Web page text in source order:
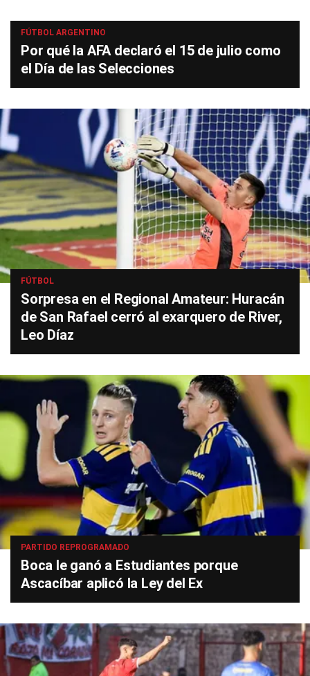
FÚTBOL ARGENTINO
Por qué la AFA declaró el 15 de julio como
el Día de las Selecciones
FÚTBOL
Sorpresa en el Regional Amateur: Huracán
de San Rafael cerró al exarquero de River,
Leo Díaz
PARTIDO REPROGRAMADO
Boca le ganó a Estudiantes porque
Ascacíbar aplicó la Ley del Ex